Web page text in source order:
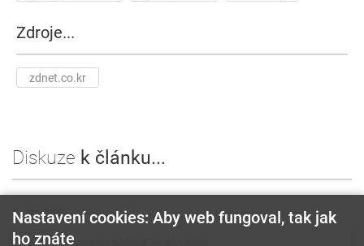
Zdroje...
zdnet.co.kr
Diskuze k článku...
0 komentářů
Nastavení cookies: Aby web fungoval, tak jak
ho znáte